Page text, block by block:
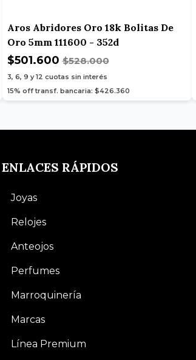
Aros Abridores Oro 18k Bolitas De
Oro 5mm 111600 - 352d
$501.600$528.000
3, 6, 9 y 12 cuotas sin interés
15% off transf. bancaria: $426.360
ENLACES RÁPIDOS
Joyas
Relojes
Anteojos
Perfumes
Marroquinería
Marcas
Línea Premium